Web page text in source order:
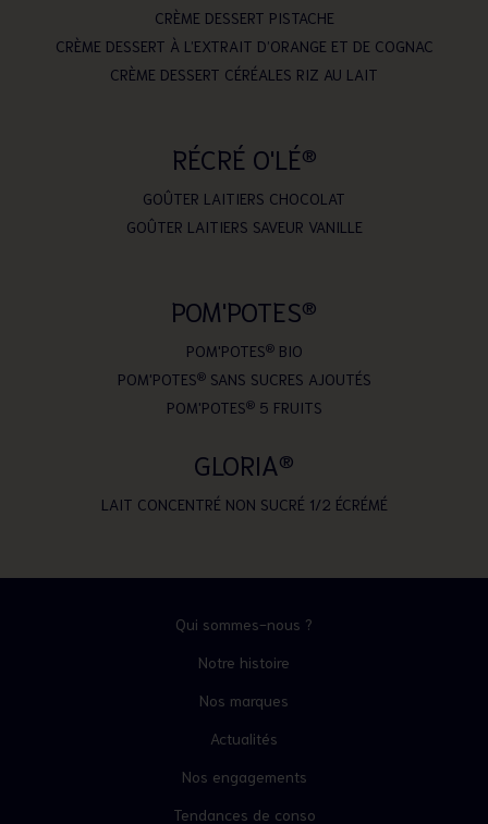
CRÈME DESSERT PISTACHE
CRÈME DESSERT À L’EXTRAIT D’ORANGE ET DE COGNAC
CRÈME DESSERT CÉRÉALES RIZ AU LAIT
RÉCRÉ O'LÉ®
GOÛTER LAITIERS CHOCOLAT
GOÛTER LAITIERS SAVEUR VANILLE
POM'POTES®
POM'POTES®BIO
POM'POTES®SANS SUCRES AJOUTÉS
POM'POTES®5 FRUITS
GLORIA®
LAIT CONCENTRÉ NON SUCRÉ 1/2 ÉCRÉMÉ
Qui sommes-nous ?
Notre histoire
Nos marques
Actualités
Nos engagements
Tendances de conso